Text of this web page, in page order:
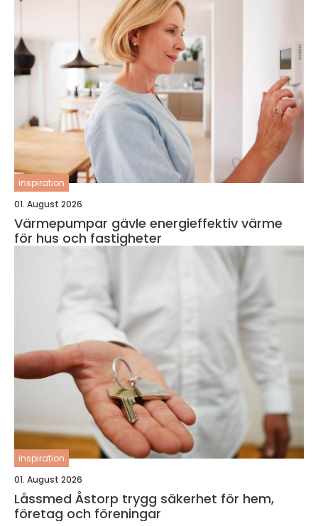
inspiration
01. August 2026
Värmepumpar gävle energieffektiv värme
för hus och fastigheter
inspiration
01. August 2026
Låssmed Åstorp trygg säkerhet för hem,
företag och föreningar